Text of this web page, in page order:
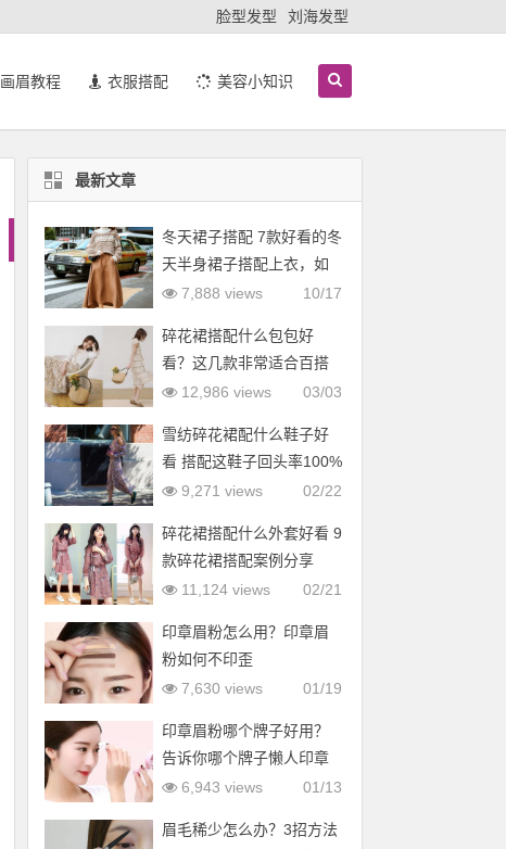
脸型发型 刘海发型
画眉教程 衣服搭配 美容小知识
最新文章
冬天裙子搭配 7款好看的冬
天半身裙子搭配上衣，如
羽绒服
10/17
7,888 views
碎花裙搭配什么包包好
看？这几款非常适合百搭
03/03
12,986 views
雪纺碎花裙配什么鞋子好
看 搭配这鞋子回头率100%
02/22
9,271 views
碎花裙搭配什么外套好看 9
款碎花裙搭配案例分享
02/21
11,124 views
印章眉粉怎么用？印章眉
粉如何不印歪
01/19
7,630 views
印章眉粉哪个牌子好用？
告诉你哪个牌子懒人印章
眉粉好用
01/13
6,943 views
眉毛稀少怎么办？3招方法